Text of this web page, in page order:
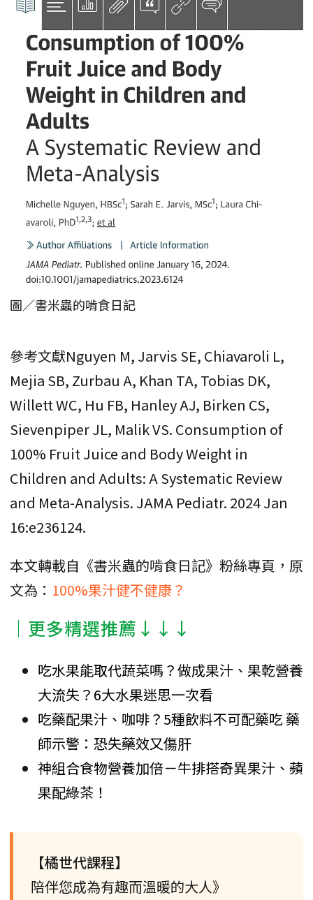
圖／書米蟲的啃食日記
參考文獻Nguyen M, Jarvis SE, Chiavaroli L,
Mejia SB, Zurbau A, Khan TA, Tobias DK,
Willett WC, Hu FB, Hanley AJ, Birken CS,
Sievenpiper JL, Malik VS. Consumption of
100% Fruit Juice and Body Weight in
Children and Adults: A Systematic Review
and Meta-Analysis. JAMA Pediatr. 2024 Jan
16:e236124.
本文轉載自《書米蟲的啃食日記》粉絲專頁，原
文為： 100%果汁健不健康？
│更多精選推薦↓↓↓
吃水果能取代蔬菜嗎？做成果汁、果乾營養
大流失？6大水果迷思一次看
吃藥配果汁、咖啡？5種飲料不可配藥吃 藥
師示警：恐失藥效又傷肝
神組合食物營養加倍－牛排搭奇異果汁、蘋
果配綠茶！
【橘世代課程】
陪伴您成為有趣而溫暖的大人》